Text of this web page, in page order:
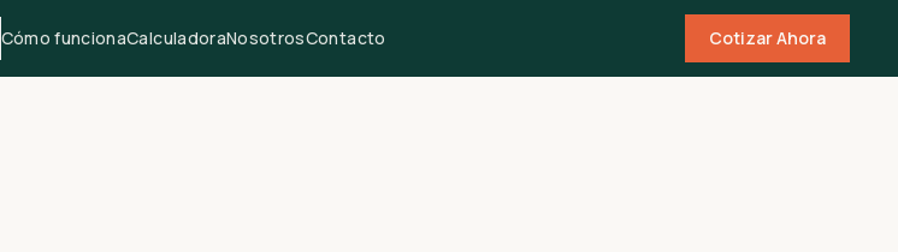
Cómo funcionaCalculadoraNosotrosContacto Cotizar Ahora